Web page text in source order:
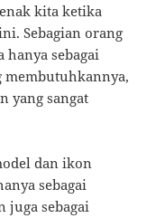
kita ketika
Sebagian orang
hanya sebagai
membutuhkannya,
yang sangat
dan ikon
sebagai
juga sebagai